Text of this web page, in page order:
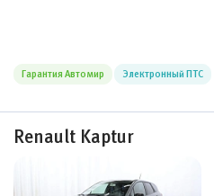
Гарантия Автомир Электронный ПТС
Renault Kaptur